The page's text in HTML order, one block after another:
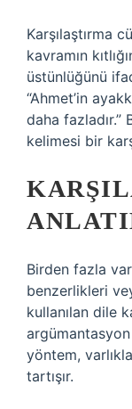
Karşılaştırma
kavramın
üstünlüğünü
“Ahmet’in
daha fazladır.”
kelimesi bir
Birden fazla
benzerlikleri
kullanılan dile
argümantasyon
yöntem,
tartışır.